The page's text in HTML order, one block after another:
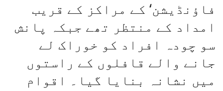
فاؤنڈیشن‘ کے مراکز کے قریب
امداد کے منتظر تھے جبکہ پانش
سو چودہ افراد کو خوراک لے
جانے والے قافلوں کے راستوں
میں نشانہ بنایا گیا۔ اقوام